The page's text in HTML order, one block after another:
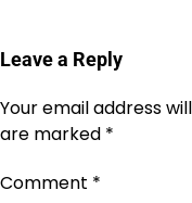
Leave a Reply
Your email address
are marked *
Comment *